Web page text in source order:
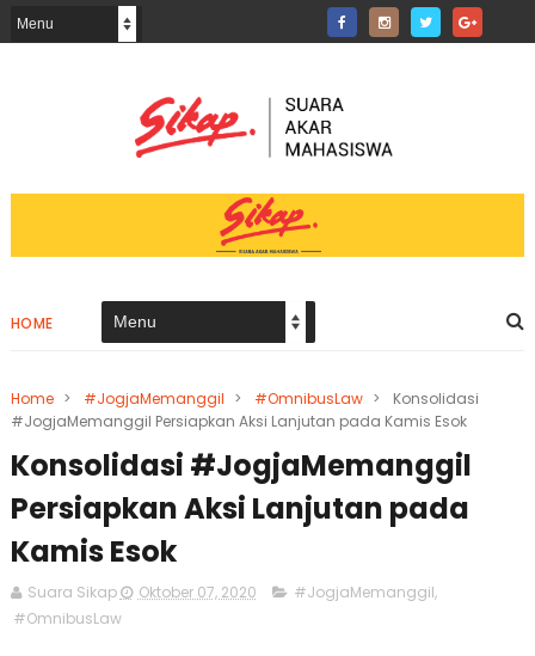
HOME
Home > #JogjaMemanggil > #OmnibusLaw >
Konsolidasi
#JogjaMemanggil Persiapkan Aksi Lanjutan pada Kamis Esok
Konsolidasi #JogjaMemanggil
Persiapkan Aksi Lanjutan pada
Kamis Esok
Suara Sikap Oktober 07, 2020 #JogjaMemanggil,
#OmnibusLaw